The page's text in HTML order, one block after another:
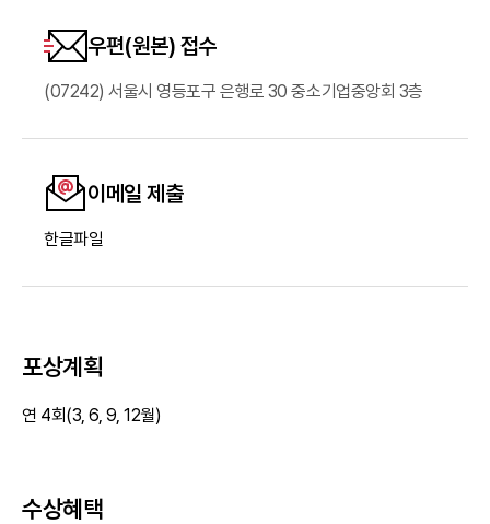
우편(원본) 접수
(07242) 서울시 영등포구 은행로 30 중소기업중앙회 3층
이메일 제출
한글파일
포상계획
연 4회(3, 6, 9, 12월)
수상혜택